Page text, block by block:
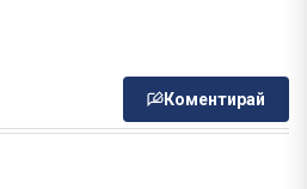
Коментирай